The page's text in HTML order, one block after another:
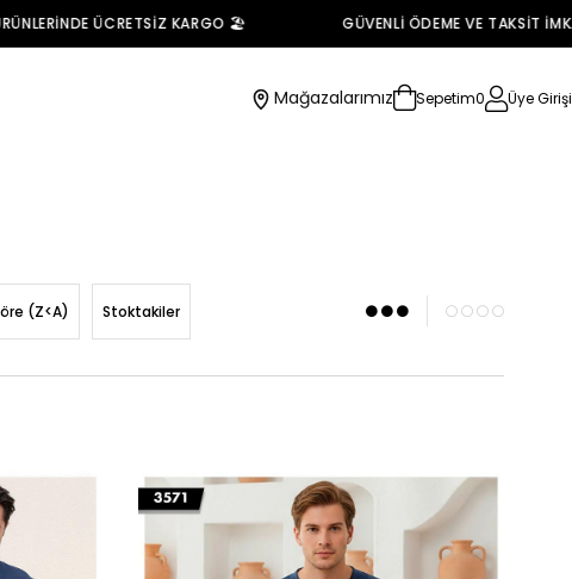
ÜCRETSİZ KARGO 🏖️ GÜVENLİ ÖDEME VE TAKSİT
Mağazalarımız Sepetim0 Üye Girişi
(Z<A) Stoktakiler